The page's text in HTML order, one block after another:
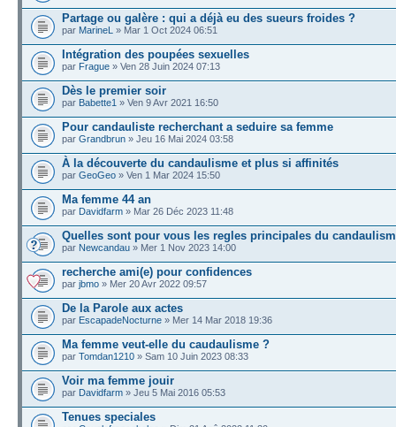
Partage ou galère : qui a déjà eu des sueurs froides ?
par MarineL » Mar 1 Oct 2024 06:51
Intégration des poupées sexuelles
par Frague » Ven 28 Juin 2024 07:13
Dès le premier soir
par Babette1 » Ven 9 Avr 2021 16:50
Pour candauliste recherchant a seduire sa femme
par Grandbrun » Jeu 16 Mai 2024 03:58
À la découverte du candaulisme et plus si affinités
par GeoGeo » Ven 1 Mar 2024 15:50
Ma femme 44 an
par Davidfarm » Mar 26 Déc 2023 11:48
Quelles sont pour vous les regles principales du
par Newcandau » Mer 1 Nov 2023 14:00
recherche ami(e) pour confidences
par jbmo » Mer 20 Avr 2022 09:57
De la Parole aux actes
par EscapadeNocturne » Mer 14 Mar 2018 19:36
Ma femme veut-elle du caudaulisme ?
par Tomdan1210 » Sam 10 Juin 2023 08:33
Voir ma femme jouir
par Davidfarm » Jeu 5 Mai 2016 05:53
Tenues speciales